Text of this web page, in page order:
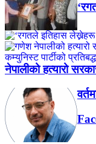
नेपालीको हत्यारो